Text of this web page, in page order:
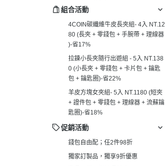
真皮腰帶，任選兩條98折；4條9折
真皮配件一起買；任4入9折
真皮拖鞋，3雙95折；4雙9折
鑰匙圈2入更省錢，任2件現折20
買包送點數，滿2000送100點
組合活動
4COIN碳纖維牛皮長夾組- 4入 NT.12
80 (長夾 + 零錢包 + 手腕帶 + 理線器
)-省17%
拉鍊小長夾隨行出遊組 - 5入 NT.138
0 (小長夾 + 零錢包 + 卡片包 + 鑰匙
包 + 鑰匙圈)-省22%
羊皮方塊女夾組- 5入 NT.1180 (短夾
+ 證件包 + 零錢包 + 理線器 + 流蘇鑰
匙圈)-省18%
促銷活動
錢包自由配；任2件98折
獨家訂製品，獨享9折優惠